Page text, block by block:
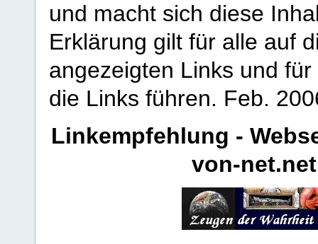
und macht sich diese
Erklärung gilt für alle auf
angezeigten Links und
die Links führen. Feb.
Linkempfehlung -
von-net.net